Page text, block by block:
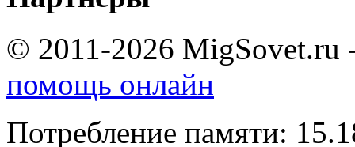
© 2011-2026 MigSovet.ru
помощь онлайн
Потребление памяти: